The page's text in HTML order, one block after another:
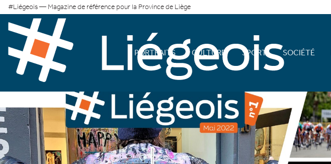
#Liégeois — Magazine de référence pour la Province de Liège
PORTRAITS CULTURE SPORT SOCIÉTÉ